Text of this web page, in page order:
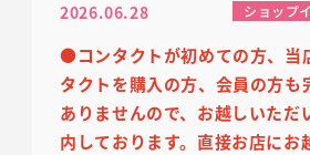
2026.06.28 ショップ
●コンタクトが初めての方、当
タクトを購入の方、会員の方も
ありませんので、 お越しいただ
内しております。 直接お店にお